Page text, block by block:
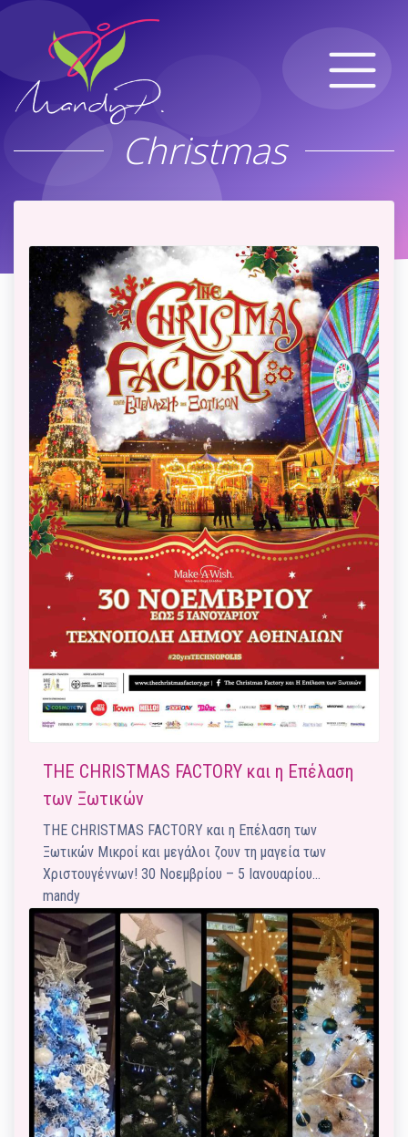
Christmas
THE CHRISTMAS FACTORY και η Επέλαση
των Ξωτικών
ΤHE CHRISTMAS FACTORY και η Επέλαση των
Ξωτικών Μικροί και μεγάλοι ζουν τη μαγεία των
Χριστουγέννων! 30 Νοεμβρίου – 5 Ιανουαρίου…
mandy